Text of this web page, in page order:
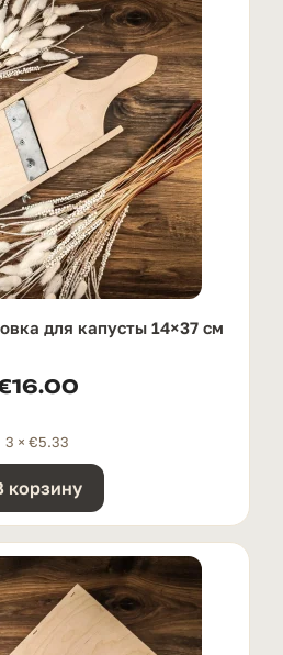
для капусты 14×37 см
16.00
3 × €5.33
корзину